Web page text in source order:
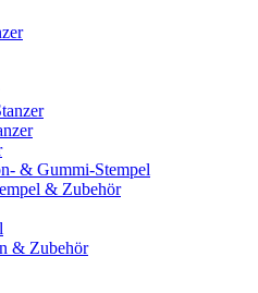
& Gummi-Stempel
& Zubehör
& Zubehör